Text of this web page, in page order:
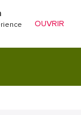
OUVRIR